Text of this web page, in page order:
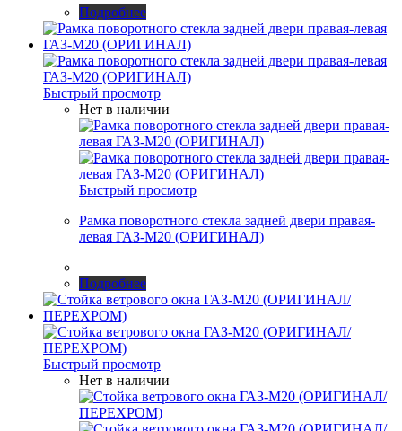
Подробнее
Быстрый просмотр
Нет в наличии
Быстрый просмотр
Рамка поворотного стекла задней двери правая-
левая ГАЗ-М20 (ОРИГИНАЛ)
Подробнее
Быстрый просмотр
Нет в наличии